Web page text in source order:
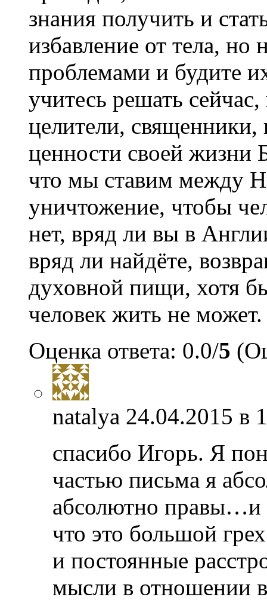
знания получить и
избавление от тела,
проблемами и будите
учитесь решать
целители, священники,
ценности своей жизни
что мы ставим между
уничтожение, чтобы
нет, вряд ли вы в
вряд ли найдёте,
духовной пищи, хотя
человек жить не может.
Оценка ответа: 0.0/5
natalya 24.04.2015 в
спасибо Игорь. Я
частью письма я
абсолютно правы…и
что это большой
и постоянные
мысли в отношении